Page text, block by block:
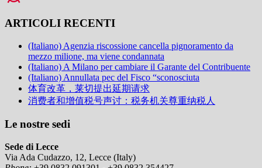
ARTICOLI RECENTI
(Italiano) Agenzia riscossione cancella pignoramento da
mezzo milione, ma viene condannata
(Italiano) A Milano per cambiare il Garante del Contribuente
(Italiano) Annullata pec del Fisco “sconosciuta
体育改革，莱切提出延期请求
消费者和增值税号声讨：税务机关尊重纳税人
Le nostre sedi
Sede di Lecce
Via Ada Cudazzo, 12, Lecce (Italy)